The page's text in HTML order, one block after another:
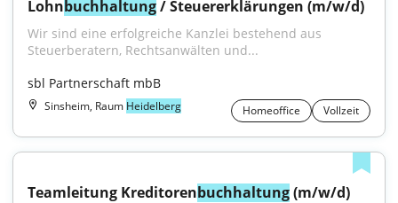
Lohnbuchhaltung / Steuererklärungen (m/w/d)
Wir sind eine erfolgreiche Kanzlei bestehend aus
Steuerberatern, Rechtsanwälten und...
sbl Partnerschaft mbB
Sinsheim, Raum Heidelberg Homeoffice Vollzeit
Teamleitung Kreditorenbuchhaltung (m/w/d)